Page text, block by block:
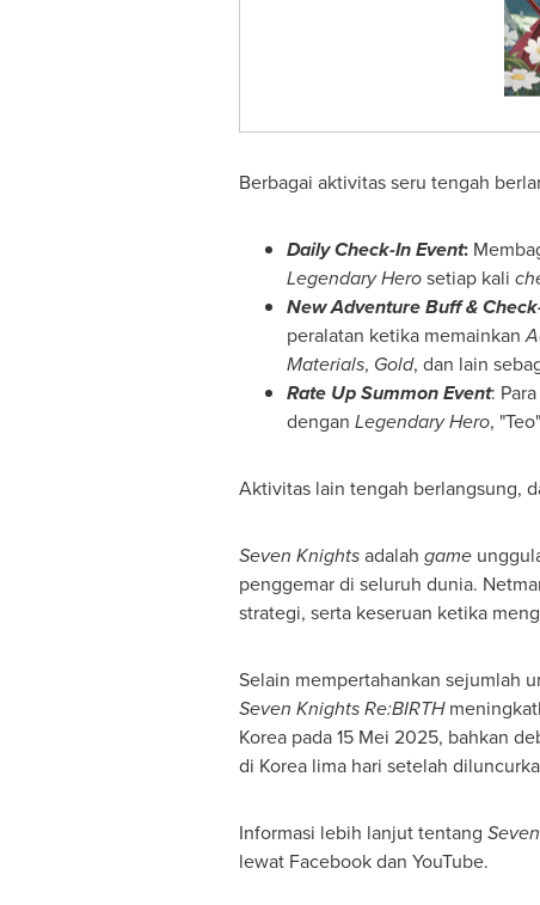
Berbagai aktivitas seru tengah
Daily Check-In Event:
Legendary Herosetiap kali
New Adventure Buff &
peralatan ketika memainkan
Materials, Gold, dan lain
Rate Up Summon Event:
dengan Legendary Hero,
Aktivitas lain tengah berlangsung,
Seven Knightsadalah game
penggemar di seluruh dunia.
strategi, serta keseruan ketika
Selain mempertahankan sejumlah
Seven Knights Re:BIRTH
Korea pada 15 Mei 2025, bahkan
di Korea lima hari setelah
Informasi lebih lanjut tentang
lewat Facebook dan YouTube.